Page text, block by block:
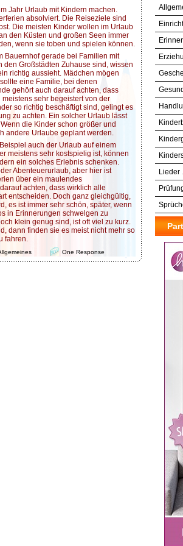
Jahr Urlaub mit Kindern machen.
absolviert. Die Reiseziele sind
Die meisten Kinder wollen im Urlaub
den Küsten und großen Seen immer
wenn sie toben und spielen können.
Bauernhof gerade bei Familien mit
den Großstädten Zuhause sind, wissen
richtig aussieht. Mädchen mögen
eine Familie, bei denen
gehört auch darauf achten, dass
sehr begeistert von der
so richtig beschäftigt sind, gelingt es
zu achten. Ein solcher Urlaub lässt
die Kinder schon größer und
andere Urlaube geplant werden.
auch der Urlaub auf einem
meistens sehr kostspielig ist, können
ein solches Erlebnis schenken.
Abenteuerurlaub, aber hier ist
über ein maulendes
achten, dass wirklich alle
entscheiden. Doch ganz gleichgültig,
es ist immer sehr schön, später, wenn
in Erinnerungen schwelgen zu
klein genug sind, ist oft viel zu kurz.
dann finden sie es meist nicht mehr so
fahren.
One Response